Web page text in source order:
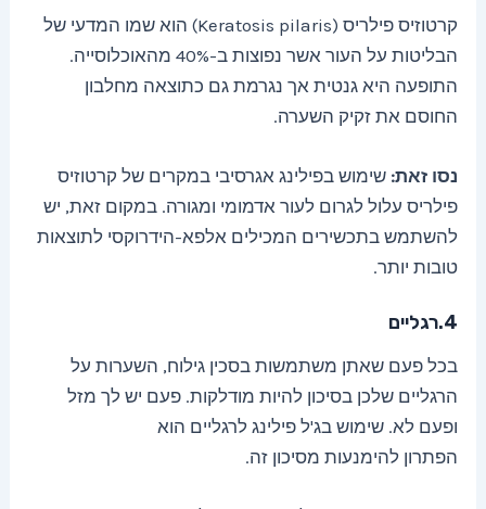
קרטוזיס פילריס (Keratosis pilaris) הוא שמו המדעי של
הבליטות על העור אשר נפוצות ב-40% מהאוכלוסייה.
התופעה היא גנטית אך נגרמת גם כתוצאה מחלבון
החוסם את זקיק השערה.
נסו זאת: שימוש בפילינג אגרסיבי במקרים של קרטוזיס
פילריס עלול לגרום לעור אדמומי ומגורה. במקום זאת, יש
להשתמש בתכשירים המכילים אלפא-הידרוקסי לתוצאות
טובות יותר.
4.רגליים
בכל פעם שאתן משתמשות בסכין גילוח, השערות על
הרגליים שלכן בסיכון להיות מודלקות. פעם יש לך מזל
ופעם לא. שימוש בג'ל פילינג לרגליים הוא
הפתרון להימנעות מסיכון זה.